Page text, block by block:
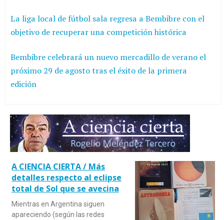
La liga local de fútbol sala regresa a Bembibre con el
objetivo de recuperar una competición histórica
Bembibre celebrará un nuevo mercadillo de verano el
próximo 29 de agosto tras el éxito de la primera
edición
A CIENCIA CIERTA / Más
detalles respecto al eclipse
total de Sol que se avecina
Mientras en Argentina siguen
apareciendo (según las redes